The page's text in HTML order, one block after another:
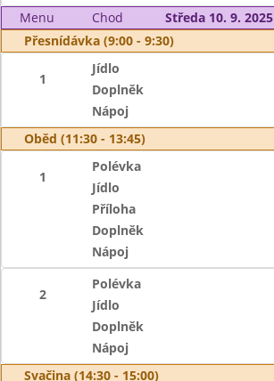
Menu
Chod
Středa 10. 9. 2025
Přesnídávka (9:00 - 9:30)
1
Jídlo
Doplněk
Nápoj
Oběd (11:30 - 13:45)
1
Polévka
Jídlo
Příloha
Doplněk
Nápoj
2
Polévka
Jídlo
Doplněk
Nápoj
Svačina (14:30 - 15:00)